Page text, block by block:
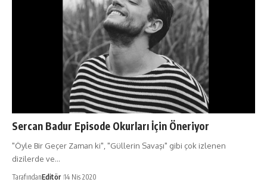
Sercan Badur Episode Okurları İçin Öneriyor
"Öyle Bir Geçer Zaman ki", "Güllerin Savaşı" gibi çok izlenen
dizilerde ve…
TarafındanEditör 14 Nis 2020